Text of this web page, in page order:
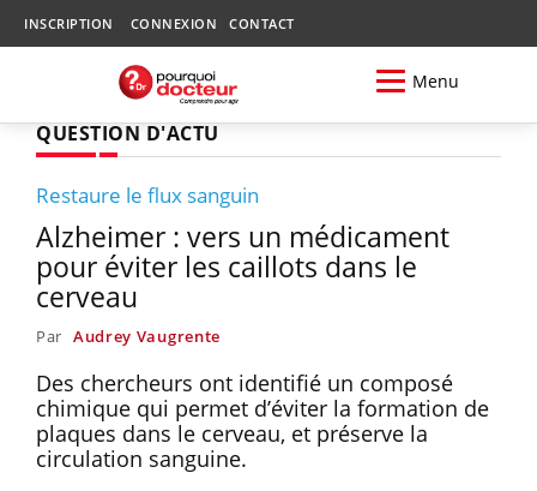
INSCRIPTION CONNEXION CONTACT
Menu
QUESTION D'ACTU
Restaure le flux sanguin
Alzheimer : vers un médicament
pour éviter les caillots dans le
cerveau
Par Audrey Vaugrente
Des chercheurs ont identifié un composé
chimique qui permet d’éviter la formation de
plaques dans le cerveau, et préserve la
circulation sanguine.